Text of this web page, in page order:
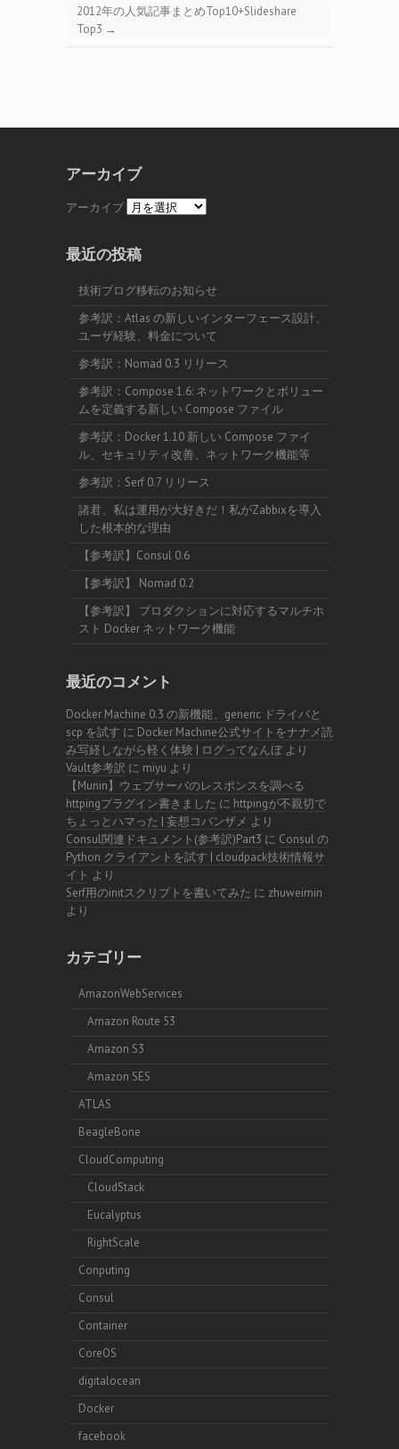
2012年の人気記事まとめTop10+Slideshare
Top3 →
アーカイブ
アーカイブ
最近の投稿
技術ブログ移転のお知らせ
参考訳：Atlas の新しいインターフェース設計、
ユーザ経験、料金について
参考訳：Nomad 0.3 リリース
参考訳：Compose 1.6: ネットワークとボリュー
ムを定義する新しい Compose ファイル
参考訳：Docker 1.10 新しい Compose ファイ
ル、セキュリティ改善、ネットワーク機能等
参考訳：Serf 0.7 リリース
諸君、私は運用が大好きだ！私がZabbixを導入
した根本的な理由
【参考訳】Consul 0.6
【参考訳】 Nomad 0.2
【参考訳】 プロダクションに対応するマルチホ
スト Docker ネットワーク機能
最近のコメント
Docker Machine 0.3 の新機能、generic ドライバと
scp を試す に Docker Machine公式サイトをナナメ読
み写経しながら軽く体験 | ログってなんぼより
Vault参考訳 に miyu より
【Munin】ウェブサーバのレスポンスを調べる
httpingプラグイン書きました に httpingが不親切で
ちょっとハマった | 妄想コバンザメ より
Consul関連ドキュメント(参考訳)Part3 に Consul の
Python クライアントを試す | cloudpack技術情報サ
イト より
Serf用のinitスクリプトを書いてみた に zhuweimin
より
カテゴリー
AmazonWebServices
Amazon Route 53
Amazon S3
Amazon SES
ATLAS
BeagleBone
CloudComputing
CloudStack
Eucalyptus
RightScale
Conputing
Consul
Container
CoreOS
digitalocean
Docker
facebook